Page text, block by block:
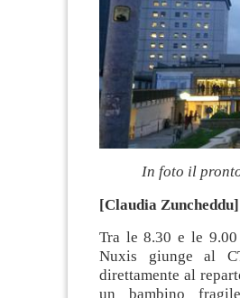
In foto il
[Claudia Zuncheddu]
Tra le 8.30 e le
Nuxis giunge al
direttamente al
un bambino